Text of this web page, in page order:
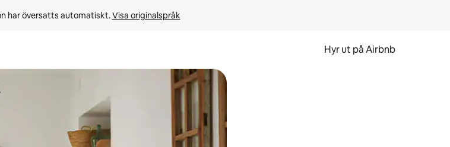
har översatts automatiskt. Visa originalspråk
Hyr ut på Airbnb